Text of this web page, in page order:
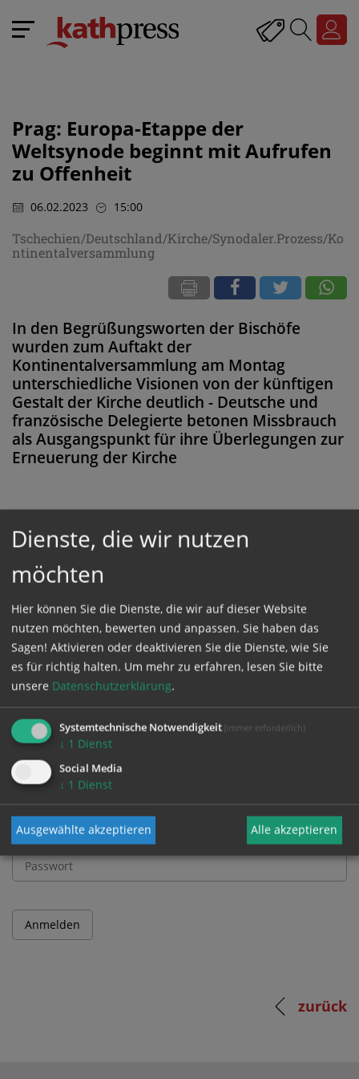
Prag: Europa-Etappe der
Weltsynode beginnt mit Aufrufen
zu Offenheit
06.02.2023 15:00
Tschechien/Deutschland/Kirche/Synodaler.Prozess/Ko
ntinentalversammlung
In den Begrüßungsworten der Bischöfe
wurden zum Auftakt der
Kontinentalversammlung am Montag
unterschiedliche Visionen von der künftigen
Gestalt der Kirche deutlich - Deutsche und
französische Delegierte betonen Missbrauch
als Ausgangspunkt für ihre Überlegungen zur
Erneuerung der Kirche
Diese Meldung ist nicht frei verfügbar. Bitte
loggen Sie sich ein, oder bestellen Sie das
Produkt Kathpress_online
GESCHÜTZTER BEREICH
Bitte melden Sie sich mit Ihrem Benutzernamen
und Passwort an.
Benutzername
Passwort
zurück
Dienste, die wir nutzen
möchten
Hier können Sie die Dienste, die wir auf dieser Website
nutzen möchten, bewerten und anpassen. Sie haben das
Sagen! Aktivieren oder deaktivieren Sie die Dienste, wie Sie
es für richtig halten. Um mehr zu erfahren, lesen Sie bitte
unsere Datenschutzerklärung.
Systemtechnische Notwendigkeit (immer erforderlich)
↓ 1 Dienst
Social Media
↓ 1 Dienst
Ausgewählte akzeptieren Alle akzeptieren